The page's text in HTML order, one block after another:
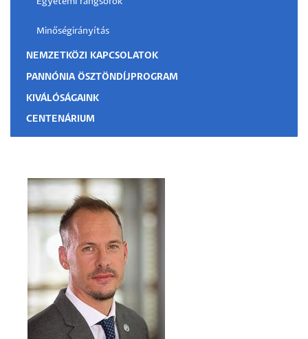
Egyetemi rangsorok
Minőségirányítás
NEMZETKÖZI KAPCSOLATOK
PANNÓNIA ÖSZTÖNDÍJPROGRAM
KIVÁLÓSÁGAINK
CENTENÁRIUM